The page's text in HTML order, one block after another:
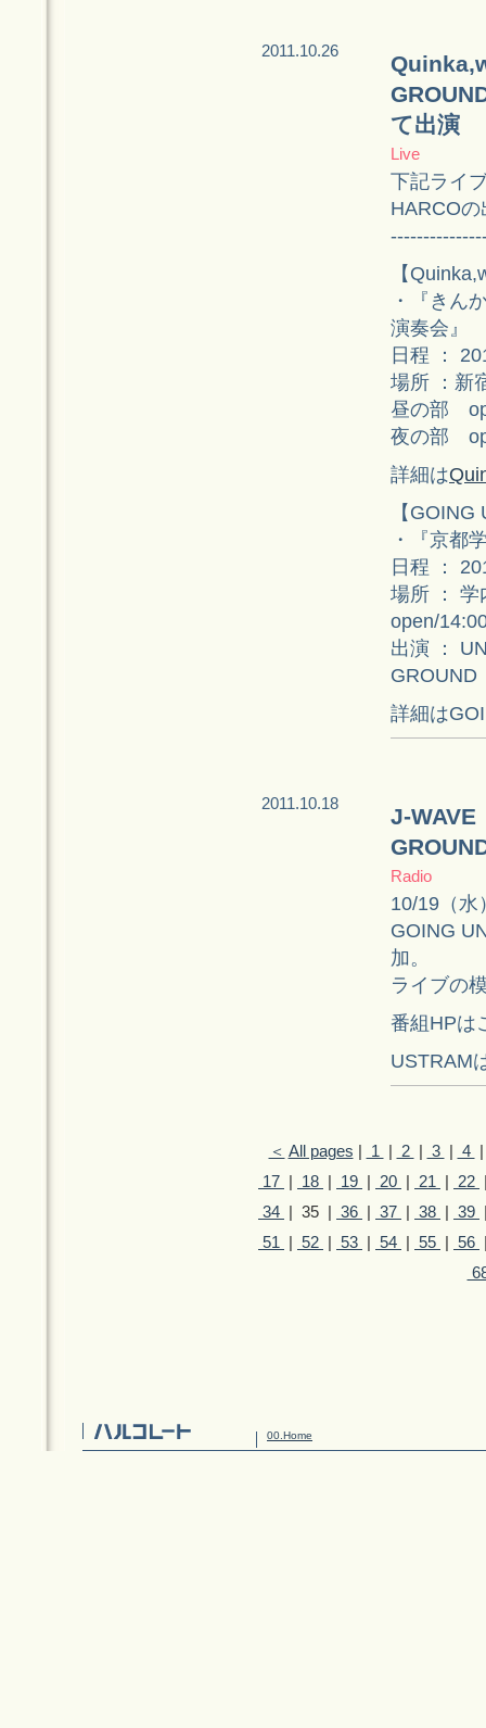
2011.10.26
て出演
Live
下記ライ
HARCO
【
・『きん
演奏会』
日程 ：
場所 ：新
昼の部
夜の部
詳細は
【
・『京都
日程 ：
場所 ：
open/
出演 ：
GROUND
詳細は
2011.10.18
J-WAVE
Radio
10/19（水
GOING
加。
ライブの
番組HPは
USTRAM
＜ All pages | 1 | 2 | 3 | 4
17 | 18 | 19 | 20 | 21 | 22
34 | 35 | 36 | 37 | 38 | 39
51 | 52 | 53 | 54 | 55 | 56
00.Home